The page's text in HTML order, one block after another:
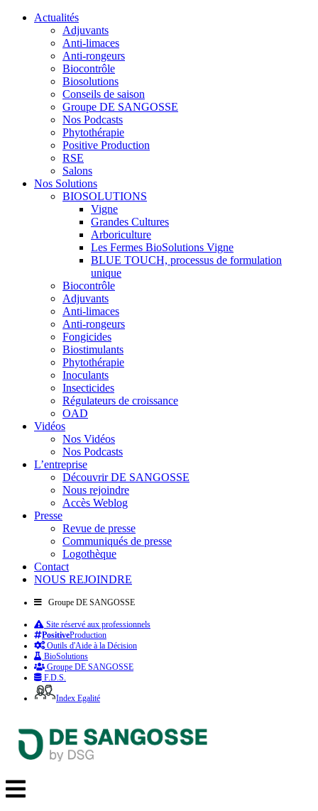
Actualités
Adjuvants
Anti-limaces
Anti-rongeurs
Biocontrôle
Biosolutions
Conseils de saison
Groupe DE SANGOSSE
Nos Podcasts
Phytothérapie
Positive Production
RSE
Salons
Nos Solutions
BIOSOLUTIONS
Vigne
Grandes Cultures
Arboriculture
Les Fermes BioSolutions Vigne
BLUE TOUCH, processus de formulation
unique
Biocontrôle
Adjuvants
Anti-limaces
Anti-rongeurs
Fongicides
Biostimulants
Phytothérapie
Inoculants
Insecticides
Régulateurs de croissance
OAD
Vidéos
Nos Vidéos
Nos Podcasts
L’entreprise
Découvrir DE SANGOSSE
Nous rejoindre
Accès Weblog
Presse
Revue de presse
Communiqués de presse
Logothèque
Contact
NOUS REJOINDRE
Groupe DE SANGOSSE
Site réservé aux professionnels
PositiveProduction
Outils d'Aide à la Décision
BioSolutions
Groupe DE SANGOSSE
F.D.S.
Index Egalité